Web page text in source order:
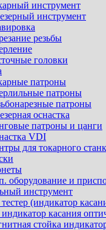
инструмент
инструмент
резьбы
головки
патроны
патроны
патроны
оснастка
патроны и цанги
VDI
для токарного
оборудование и
инструмент
(индикатор
касания
стойка